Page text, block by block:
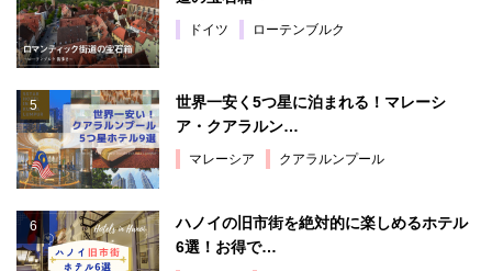
ドイツ ローテンブルク
世界一安く5つ星に泊まれる！マレーシ
ア・クアラルン…
マレーシア クアラルンプール
ハノイの旧市街を絶対的に楽しめるホテル
6選！お得で…